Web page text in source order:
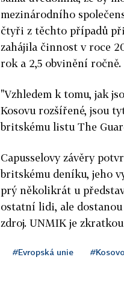
mezinárodního
čtyři z těchto případů
zahájila činnost v roce
rok a 2,5 obvinění ročně.
"Vzhledem k tomu, jak
Kosovu rozšířené, jsou
britskému listu The
Capusselovy závěry
britskému deníku, jeho
prý několikrát u
ostatní lidi, ale
zdroj. UNMIK je
#Evropská unie #Kosovo